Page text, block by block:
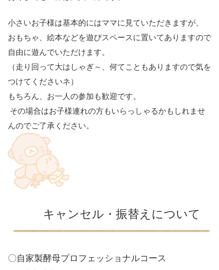
小さいお子様は基本的にはママに見ていただきますが、
おもちゃ、絵本などを遊びスペースに置いてありますので
自由に遊んでいただけます。
（走り回って大はしゃぎ～、何てこともありますので気を
つけてくださいネ）
もちろん、お一人の参加も歓迎です。
その場合はお子様連れの方もいらっしゃるかもしれませ
んのでご了承ください。
キャンセル・振替えについて
〇自家製酵母プロフェッショナルコース